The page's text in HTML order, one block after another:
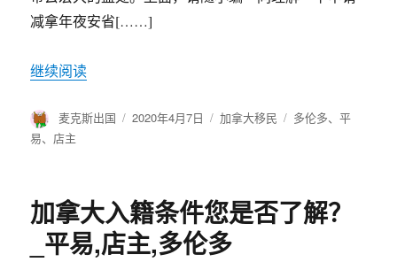
减拿年夜安省[……]
继续阅读
作
者
麦克斯出国
发
2020年4月7日
分
加拿大移民
标
多伦多、平
易、 店主
加拿大入籍条件您是否了解？
_平易,店主,多伦多